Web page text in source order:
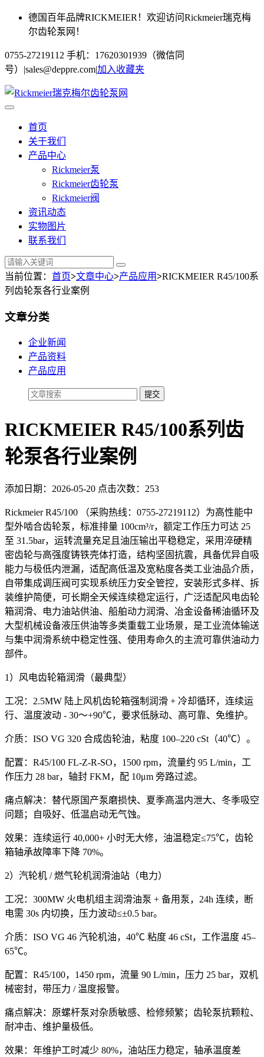
德国百年品牌RICKMEIER！欢迎访问Rickmeier瑞克梅
尔齿轮泵网！
0755-27219112 手机：17620301939（微信同
号） |sales@deppre.com|加入收藏夹
首页
关于我们
产品中心
Rickmeier泵
Rickmeier齿轮泵
Rickmeier阀
资讯动态
实物图片
联系我们
当前位置： 首页>文章中心>产品应用>RICKMEIER R45/100系
列齿轮泵各行业案例
文章分类
企业新闻
产品资料
产品应用
RICKMEIER R45/100系列齿
轮泵各行业案例
添加日期：2026-05-20 点击次数：253
Rickmeier R45/100 （采购热线：0755-27219112）为高性能中
型外啮合齿轮泵，标准排量 100cm³/r，额定工作压力可达 25
至 31.5bar，运转流量充足且油压输出平稳稳定，采用淬硬精
密齿轮与高强度铸铁壳体打造，结构坚固抗震，具备优异自吸
能力与极低内泄漏，适配高低温及宽粘度各类工业油品介质，
自带集成调压阀可实现系统压力安全管控，安装形式多样、拆
装维护简便，可长期全天候连续稳定运行，广泛适配风电齿轮
箱润滑、电力油站供油、船舶动力润滑、冶金设备稀油循环及
大型机械设备液压供油等多类重载工业场景，是工业流体输送
与集中润滑系统中稳定性强、使用寿命久的主流可靠供油动力
部件。
1）风电齿轮箱润滑（最典型）
工况：2.5MW 陆上风机齿轮箱强制润滑 + 冷却循环，连续运
行、温度波动 - 30～+90℃，要求低脉动、高可靠、免维护。
介质：ISO VG 320 合成齿轮油，粘度 100–220 cSt（40℃）。
配置：R45/100 FL‑Z‑R‑SO，1500 rpm，流量约 95 L/min，工
作压力 28 bar，轴封 FKM，配 10μm 旁路过滤。
痛点解决：替代原国产泵磨损快、夏季高温内泄大、冬季吸空
问题；自吸好、低温启动无气蚀。
效果：连续运行 40,000+ 小时无大修，油温稳定≤75℃，齿轮
箱轴承故障率下降 70%。
2）汽轮机 / 燃气轮机润滑油站（电力）
工况：300MW 火电机组主润滑油泵 + 备用泵，24h 连续，断
电需 30s 内切换，压力波动≤±0.5 bar。
介质：ISO VG 46 汽轮机油，40℃ 粘度 46 cSt，工作温度 45–
65℃。
配置：R45/100，1450 rpm，流量 90 L/min，压力 25 bar，双机
械密封，带压力 / 温度报警。
痛点解决：原螺杆泵对杂质敏感、检修频繁；齿轮泵抗颗粒、
耐冲击、维护量极低。
效果：年维护工时减少 80%，油站压力稳定，轴承温度差